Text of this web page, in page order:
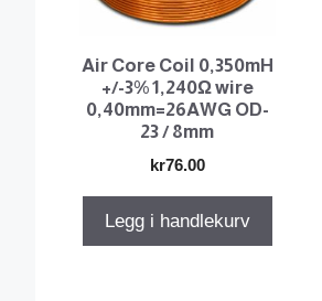
Air Core Coil 0,350mH
+/-3% 1,240Ω wire
0,40mm=26AWG OD-
23 / 8mm
kr76.00
Legg i handlekurv